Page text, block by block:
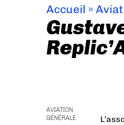
Accueil »
AVIATION
GÉNÉRALE